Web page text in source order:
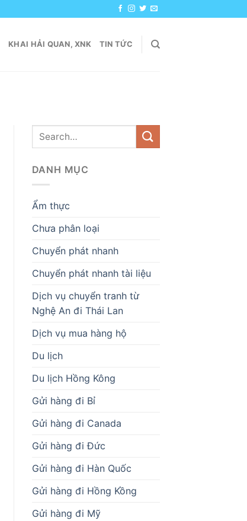
KHAI HẢI QUAN, XNK TIN TỨC
DANH MỤC
Ẩm thực
Chưa phân loại
Chuyển phát nhanh
Chuyển phát nhanh tài liệu
Dịch vụ chuyển tranh từ
Nghệ An đi Thái Lan
Dịch vụ mua hàng hộ
Du lịch
Du lịch Hồng Kông
Gửi hàng đi Bỉ
Gửi hàng đi Canada
Gửi hàng đi Đức
Gửi hàng đi Hàn Quốc
Gửi hàng đi Hồng Kồng
Gửi hàng đi Mỹ